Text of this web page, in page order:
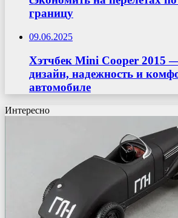
границу
09.06.2025
Хэтчбек Mini Cooper 2015
дизайн, надежность и
автомобиле
Интересно